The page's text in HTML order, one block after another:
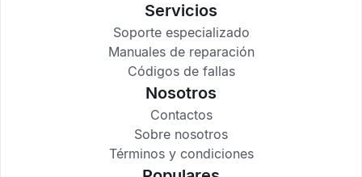
Servicios
Soporte especializado
Manuales de reparación
Códigos de fallas
Nosotros
Contactos
Sobre nosotros
Términos y condiciones